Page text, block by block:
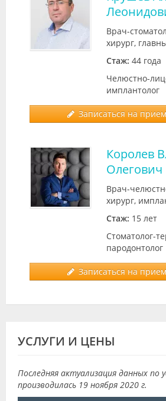
Врач-
хирург,
Стаж: 44 года
Челюстно-
имплантолог
Записаться на
Королев
Олегович
Врач-
хирург,
Стаж: 15 лет
Стоматолог-
пародонтолог
Записаться на
УСЛУГИ И ЦЕНЫ
Последняя актуализация данных по
производилась 19 ноября 2020 г.